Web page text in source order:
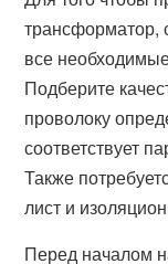
трансформатор,
все
Подберите
проволоку
соответствует
Также
лист и
Перед началом